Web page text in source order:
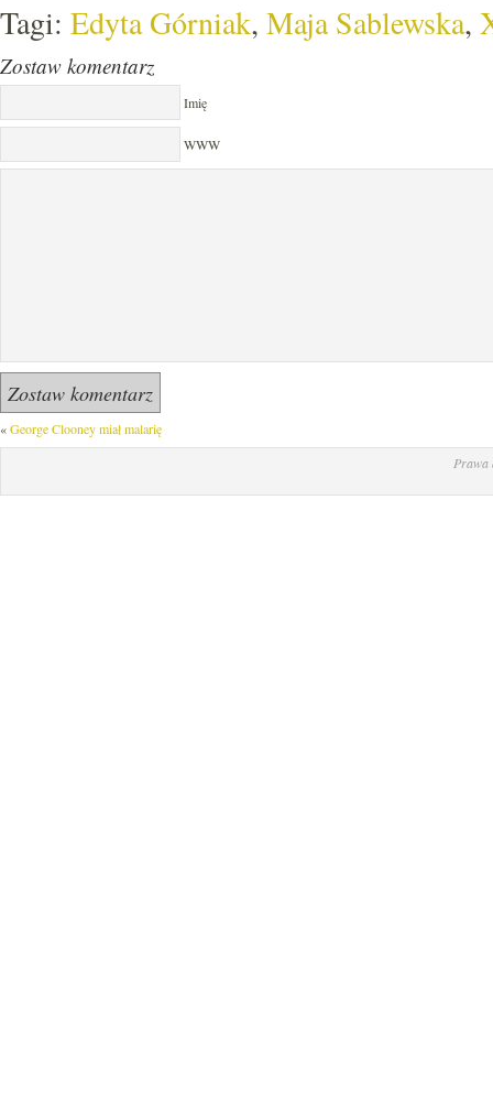
Tagi: Edyta Górniak, Maja Sablewska,
Zostaw komentarz
Imię
WWW
«George Clooney miał malarię